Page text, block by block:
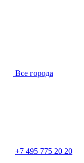
Все города
+7 495 775 20 20